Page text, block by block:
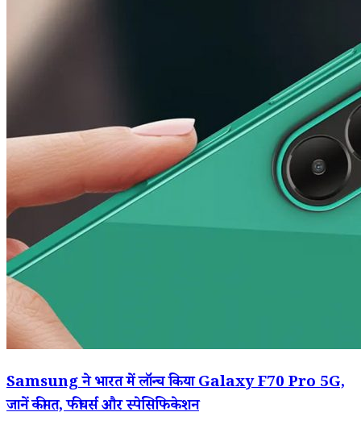
Samsung ने भारत में लॉन्च किया Galaxy F70 Pro 5G,
जानें कीमत, फीचर्स और स्पेसिफिकेशन